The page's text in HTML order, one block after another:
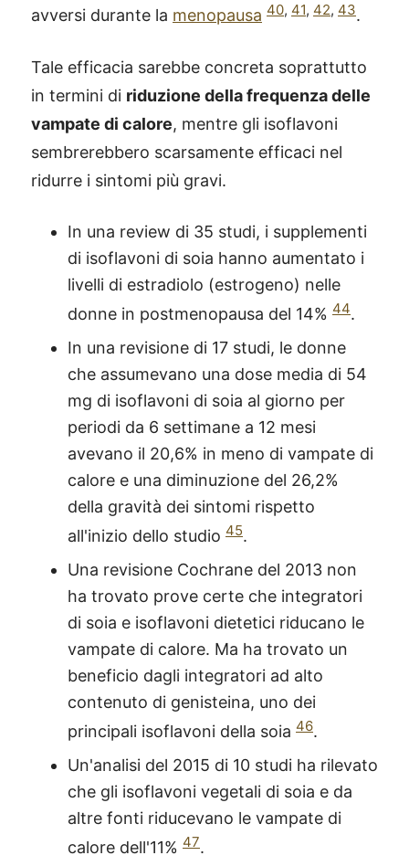
avversi durante la menopausa 40, 41, 42, 43.
Tale efficacia sarebbe concreta soprattutto
in termini di riduzione della frequenza delle
vampate di calore, mentre gli isoflavoni
sembrerebbero scarsamente efficaci nel
ridurre i sintomi più gravi.
In una review di 35 studi, i supplementi
di isoflavoni di soia hanno aumentato i
livelli di estradiolo (estrogeno) nelle
donne in postmenopausa del 14% 44.
In una revisione di 17 studi, le donne
che assumevano una dose media di 54
mg di isoflavoni di soia al giorno per
periodi da 6 settimane a 12 mesi
avevano il 20,6% in meno di vampate di
calore e una diminuzione del 26,2%
della gravità dei sintomi rispetto
all'inizio dello studio 45.
Una revisione Cochrane del 2013 non
ha trovato prove certe che integratori
di soia e isoflavoni dietetici riducano le
vampate di calore. Ma ha trovato un
beneficio dagli integratori ad alto
contenuto di genisteina, uno dei
principali isoflavoni della soia 46.
Un'analisi del 2015 di 10 studi ha rilevato
che gli isoflavoni vegetali di soia e da
altre fonti riducevano le vampate di
calore dell'11% 47.